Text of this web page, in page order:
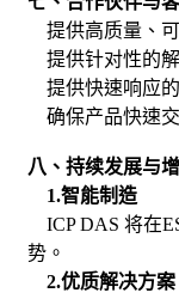
提供高质量、可
提供针对性的解
提供快速响应的
确保产品快速交
八、持续发展与
1.智能制造
ICP DAS 将在
势。
2.优质解决方案